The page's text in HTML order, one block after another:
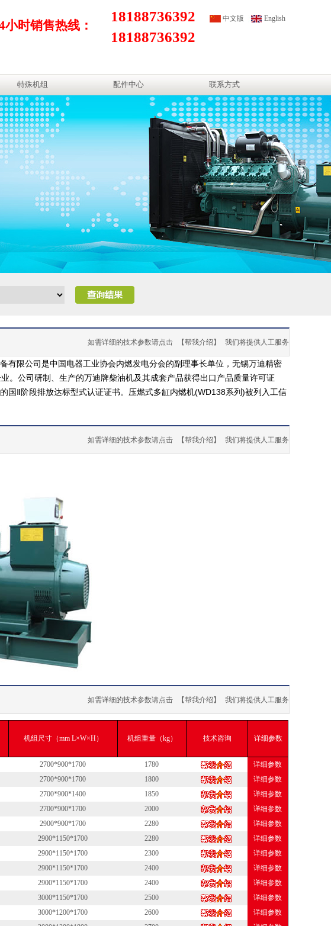
中文版 English
小时销售热线：
18188736392
18188736392
特殊机组 配件中心 联系方式
如需详细的技术参数请点击 【帮我介绍】 我们将提供人工服务
有限公司是中国电器工业协会内燃发电分会的副理事长单位，无锡万迪精密
。公司研制、生产的万迪牌柴油机及其成套产品获得出口产品质量许可证
国Ⅱ阶段排放达标型式认证证书。压燃式多缸内燃机(WD138系列)被列入工信
如需详细的技术参数请点击 【帮我介绍】 我们将提供人工服务
如需详细的技术参数请点击 【帮我介绍】 我们将提供人工服务
机组尺寸（mm L×W×H） 机组重量（kg） 技术咨询
详细参数
2700*900*1700 1780
详细参数
2700*900*1700 1800
详细参数
2700*900*1400 1850
详细参数
2700*900*1700 2000
详细参数
2900*900*1700 2280
详细参数
2900*1150*1700 2280
详细参数
2900*1150*1700 2300
详细参数
2900*1150*1700 2400
详细参数
2900*1150*1700 2400
详细参数
3000*1150*1700 2500
详细参数
3000*1200*1700 2600
详细参数